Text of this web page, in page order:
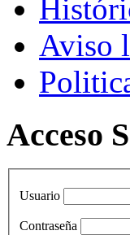
Aviso
Acceso
Usuario
Contraseña